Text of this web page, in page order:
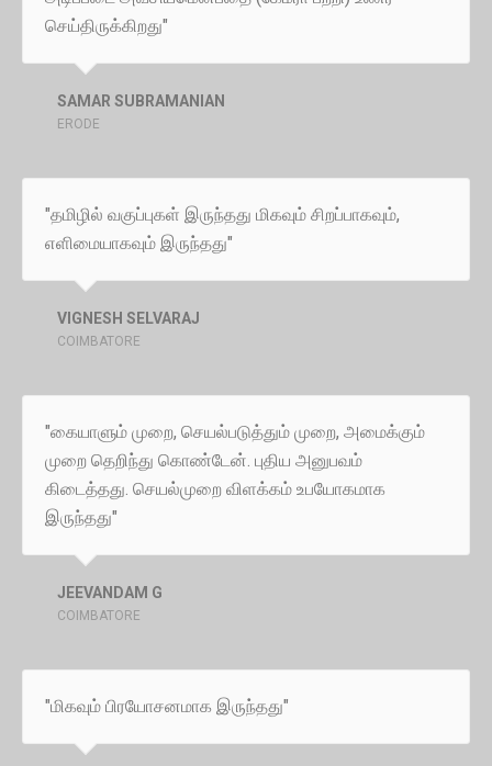
செய்திருக்கிறது"
SAMAR SUBRAMANIAN
ERODE
"தமிழில் வகுப்புகள் இருந்தது மிகவும் சிறப்பாகவும்,
எளிமையாகவும் இருந்தது"
VIGNESH SELVARAJ
COIMBATORE
"கையாளும் முறை, செயல்படுத்தும் முறை, அமைக்கும்
முறை தெறிந்து கொண்டேன். புதிய அனுபவம்
கிடைத்தது. செயல்முறை விளக்கம் உபயோகமாக
இருந்தது"
JEEVANDAM G
COIMBATORE
"மிகவும் பிரயோசனமாக இருந்தது"